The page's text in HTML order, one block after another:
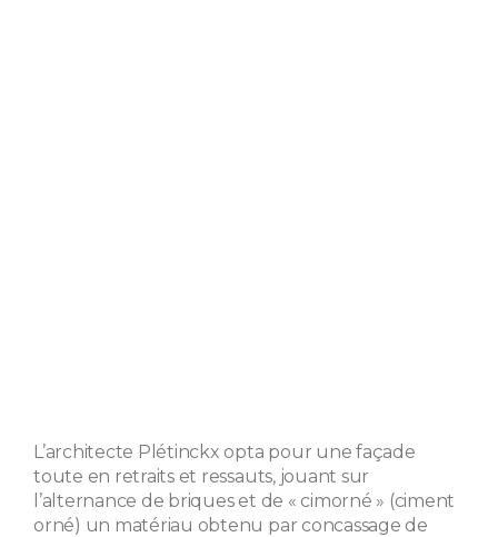
L’architecte Plétinckx opta pour une façade
toute en retraits et ressauts, jouant sur
l’alternance de briques et de « cimorné » (ciment
orné) un matériau obtenu par concassage de